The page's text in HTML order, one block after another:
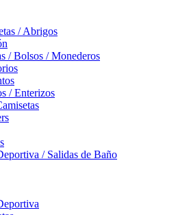
/ Abrigos
/ Bolsos / Monederos
/ Enterizos
/ Salidas de Baño